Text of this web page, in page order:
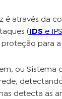
é através da
(
IDS e IPS
para
ou Sistema
detecta as